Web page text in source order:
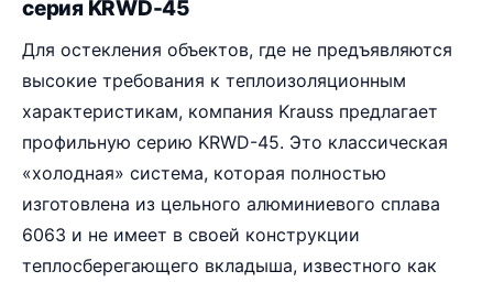
серия KRWD-45
Для остекления объектов, где не предъявляются
высокие требования к теплоизоляционным
характеристикам, компания Krauss предлагает
профильную серию KRWD-45. Это классическая
«холодная» система, которая полностью
изготовлена из цельного алюминиевого сплава
6063 и не имеет в своей конструкции
теплосберегающего вкладыша, известного как